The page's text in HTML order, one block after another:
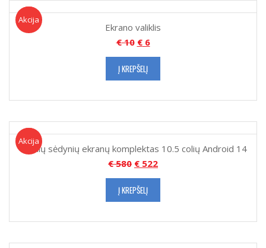
Akcija
Akcija!
Ekrano valiklis
€10 €6
Į KREPŠELĮ
Akcija
Akcija!
Galinių sėdynių ekranų komplektas 10.5 colių Android 14
€580 € 522
Į KREPŠELĮ